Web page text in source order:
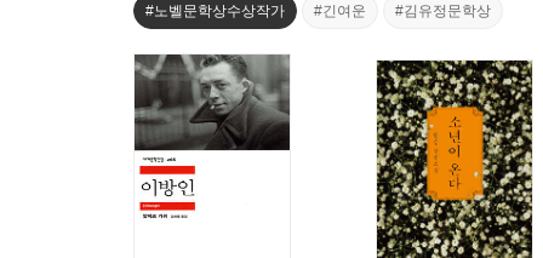
#노벨문학상수상작가 #긴여운 #김유정문학상